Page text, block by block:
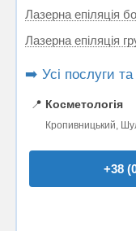
Лазерна епіляція
Лазерна епіляція
➡️ Усі послуги та
📍 Косметологія
Кропивницький,
+38